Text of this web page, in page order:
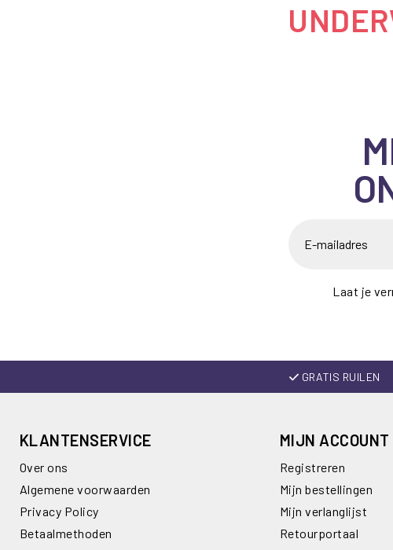
Laat je
GRATIS RUILEN
KLANTENSERVICE
Over ons
Algemene voorwaarden
Privacy Policy
Betaalmethoden
MIJN ACCOUNT
Registreren
Mijn bestellingen
Mijn verlanglijst
Retourportaal